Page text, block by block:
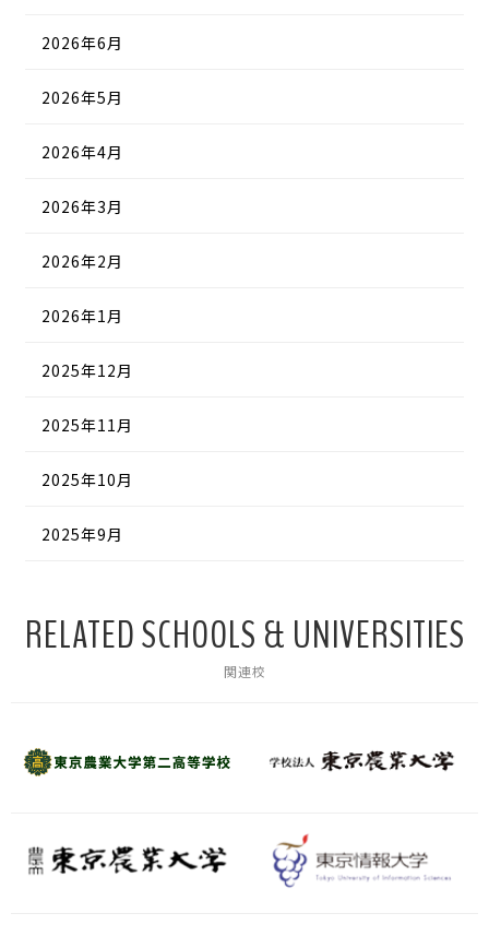
2026年6月
2026年5月
2026年4月
2026年3月
2026年2月
2026年1月
2025年12月
2025年11月
2025年10月
2025年9月
RELATED SCHOOLS & UNIVERSITIES
関連校